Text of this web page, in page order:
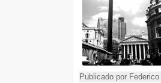
Publicado por